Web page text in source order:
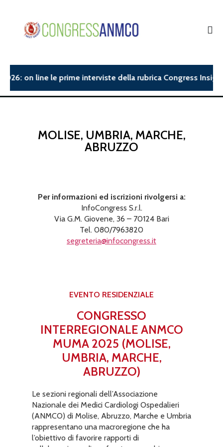
on line le prime interviste della rubrica Congress
MOLISE, UMBRIA, MARCHE,
ABRUZZO
Per informazioni ed iscrizioni rivolgersi a:
InfoCongress S.r.l.
Via G.M. Giovene, 36 – 70124 Bari
Tel. 080/7963820
segreteria@infocongress.it
EVENTO RESIDENZIALE
CONGRESSO
INTERREGIONALE ANMCO
MUMA 2025 (MOLISE,
UMBRIA, MARCHE,
ABRUZZO)
Le sezioni regionali dell’Associazione
Nazionale dei Medici Cardiologi Ospedalieri
(ANMCO) di Molise, Abruzzo, Marche e Umbria
rappresentano una macroregione che ha
l’obiettivo di favorire rapporti di